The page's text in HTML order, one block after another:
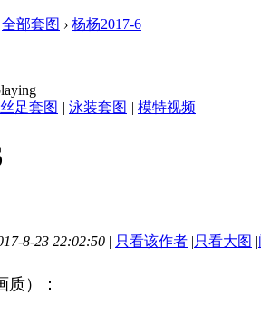
全部套图 › 杨杨2017-6
丝足套图 | 泳装套图 | 模特视频
8-23 22:02:50 | 只看该作者 |只看大图 |
）：